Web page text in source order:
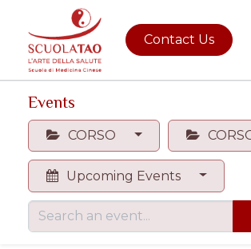
Contact Us
Events
CORSO
Upcoming Events